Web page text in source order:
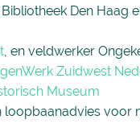
Den Haag
, en veldwerker
Zuidwest
Museum
loopbaanadvies